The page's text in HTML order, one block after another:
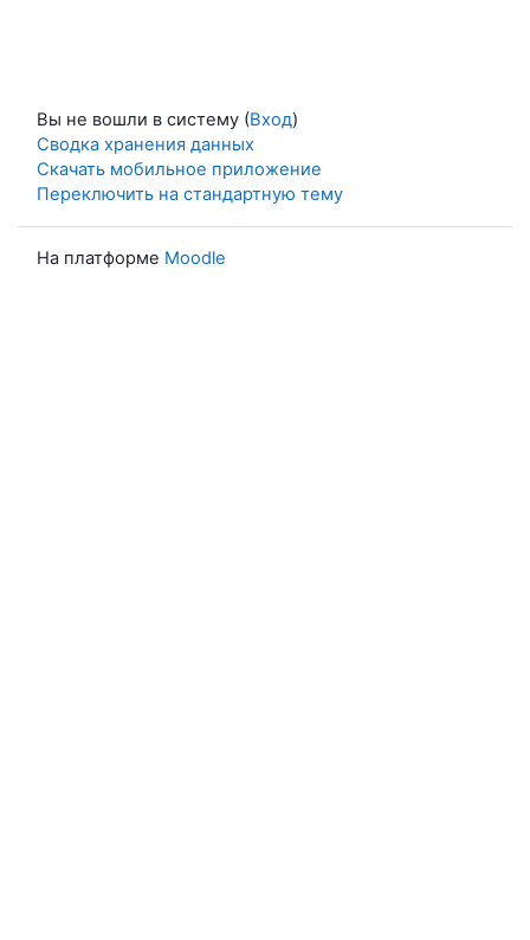
Вы не вошли в систему (Вход)
Сводка хранения данных
Скачать мобильное приложение
Переключить на стандартную тему
На платформе Moodle